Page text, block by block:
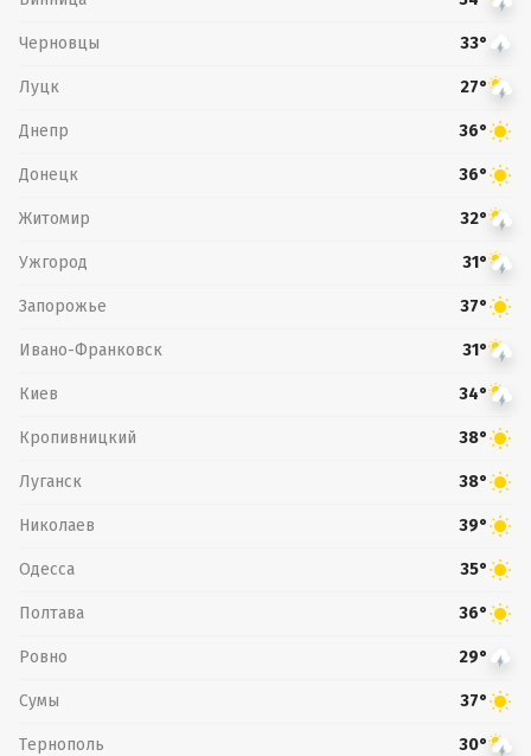
Черновцы 33°
Луцк 27°
Днепр 36°
Донецк 36°
Житомир 32°
Ужгород 31°
Запорожье 37°
Ивано-Франковск 31°
Киев 34°
Кропивницкий 38°
Луганск 38°
Николаев 39°
Одесса 35°
Полтава 36°
Ровно 29°
Сумы 37°
Тернополь 30°